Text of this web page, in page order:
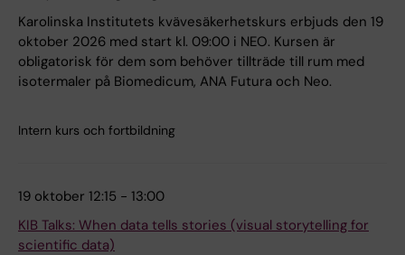
Karolinska Institutets kvävesäkerhetskurs erbjuds den 19
oktober 2026 med start kl. 09:00 i NEO. Kursen är
obligatorisk för dem som behöver tillträde till rum med
isotermaler på Biomedicum, ANA Futura och Neo.
Intern kurs och fortbildning
19 oktober 12:15 - 13:00
KIB Talks: When data tells stories (visual storytelling for
scientific data)